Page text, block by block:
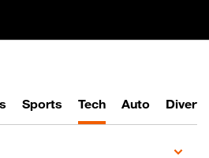
de vidéos de la catégorie
Sports Tech Auto